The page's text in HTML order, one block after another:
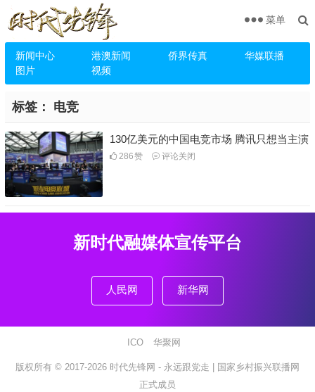
新闻中心 港澳新闻 侨界传真
华媒联播
图片
视频
菜单
标签： 电竞
130亿美元的中国电竞市场 腾讯只想当主演
286赞 评论关闭
新时代融媒体宣传平台
人民网 新华网
ICO 华聚网
版权所有 © 2017-2026 时代先锋网 - 永远跟党走 | 国家乡村振兴联播网
正式成员